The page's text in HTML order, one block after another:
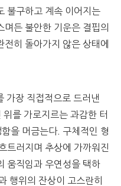
불구하고 계속 이어지는
든 불안한 기운은 결핍의
히 돌아가지 않은 상태에
가장 직접적으로 드러낸
를 가로지르는 과감한 터
을 머금는다. 구체적인 형
트러지며 추상에 가까워진
움직임과 우연성을 택하
행위의 잔상이 고스란히